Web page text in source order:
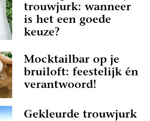
trouwjurk: wanneer
is het een goede
keuze?
Mocktailbar op je
bruiloft: feestelijk én
verantwoord!
Gekleurde trouwjurk